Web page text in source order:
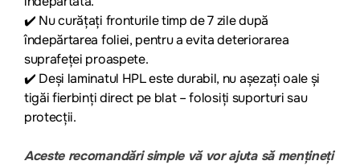
✔️ Nu curățați fronturile timp de 7 zile după
îndepărtarea foliei, pentru a evita deteriorarea
suprafeței proaspete.
✔️ Deși laminatul HPL este durabil, nu așezați oale și
tigăi fierbinți direct pe blat – folosiți suporturi sau
protecții.
Aceste recomandări simple vă vor ajuta să mențineți